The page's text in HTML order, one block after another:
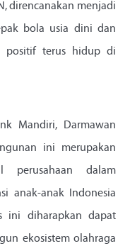
direncanakan menjadi
bola usia dini dan
positif terus hidup di
Mandiri, Darmawan
ini merupakan
perusahaan dalam
anak-anak Indonesia
ini diharapkan dapat
ekosistem olahraga